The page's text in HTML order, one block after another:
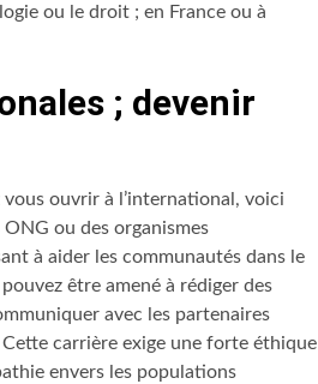
ou le droit ; en France ou à
; devenir
vous ouvrir à l’international, voici
ou des organismes
à aider les communautés dans le
être amené à rédiger des
avec les partenaires
carrière exige une forte éthique
envers les populations